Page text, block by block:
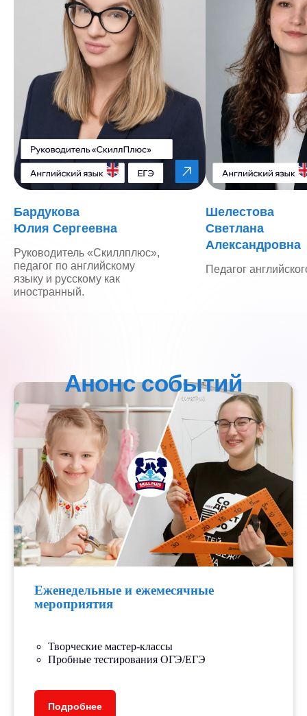
Бардукова
Юлия Сергеевна
Руководитель «Скиллплюс»,
педагог по английскому
языку и русскому как
иностранный.
Шелестова
Светлана
Александровна
Педагог
Еженедельные и ежемесячные
мероприятия
Творческие мастер-классы
Пробные тестирования ОГЭ/ЕГЭ
Подробнее